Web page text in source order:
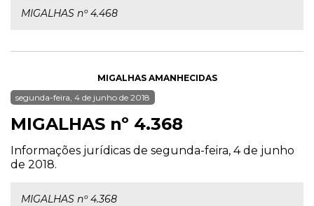
MIGALHAS nº 4.468
MIGALHAS AMANHECIDAS
segunda-feira, 4 de junho de 2018
MIGALHAS nº 4.368
Informações jurídicas de segunda-feira, 4 de junho
de 2018.
MIGALHAS nº 4.368